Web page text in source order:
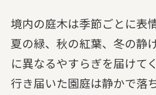
境内の庭木は季節ごとに表
夏の緑、秋の紅葉、冬の静
に異なるやすらぎを届けて
行き届いた園庭は静かで落